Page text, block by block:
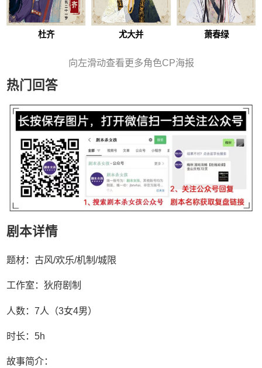
杜齐 尤大并 萧春绿
向左滑动查看更多角色CP海报
热门回答
剧本详情
题材：古风/欢乐/机制/城限
工作室：狄府剧制
人数：7人（3女4男）
时长：5h
故事简介：